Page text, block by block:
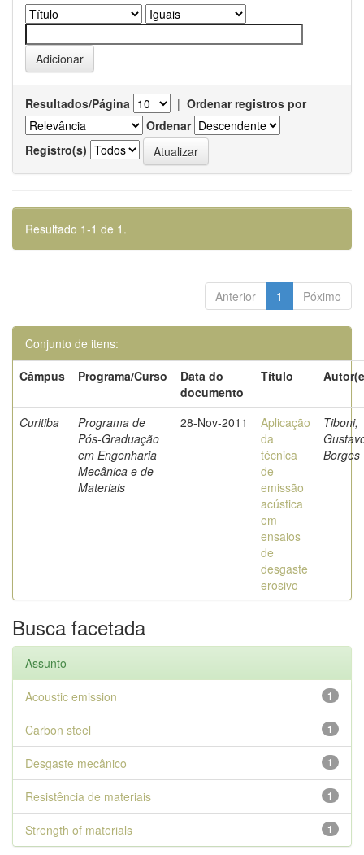
Resultados/Página | Ordenar registros por
Ordenar
Registro(s)
Resultado 1-1 de 1.
Anterior 1 Póximo
Conjunto de itens:
Câmpus
Programa/Curso
Data do
documento
Título
Curitiba
Programa de
Pós-Graduação
em Engenharia
Mecânica e de
Materiais
28-Nov-2011
Aplicação
da
técnica
de
emissão
acústica
em
ensaios
de
desgaste
erosivo
Tiboni,
Borges
Busca facetada
Assunto
1
Acoustic emission
1
Carbon steel
1
Desgaste mecânico
1
Resistência de materiais
1
Strength of materials